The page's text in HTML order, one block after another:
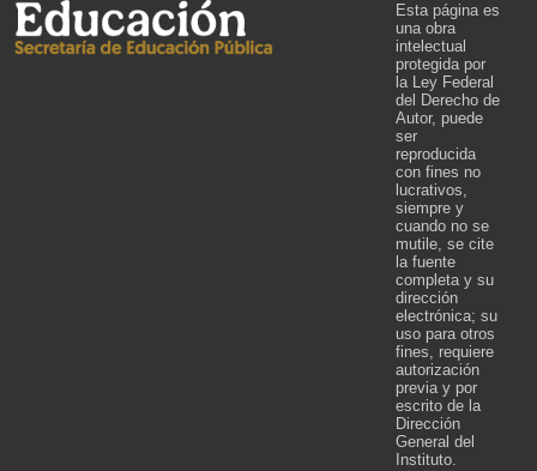
Esta página es
una obra
intelectual
protegida por
la Ley Federal
del Derecho de
Autor, puede
ser
reproducida
con fines no
lucrativos,
siempre y
cuando no se
mutile, se cite
la fuente
completa y su
dirección
electrónica; su
uso para otros
fines, requiere
autorización
previa y por
escrito de la
Dirección
General del
Instituto.